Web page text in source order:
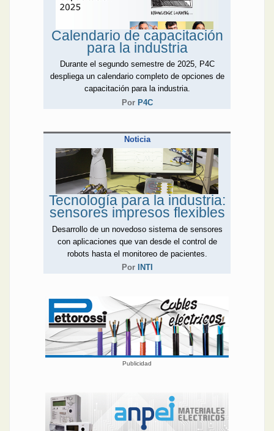
Calendario de capacitación
para la industria
Durante el segundo semestre de 2025, P4C
despliega un calendario completo de opciones de
capacitación para la industria.
Por P4C
Noticia
Tecnología para la industria:
sensores impresos flexibles
Desarrollo de un novedoso sistema de sensores
con aplicaciones que van desde el control de
robots hasta el monitoreo de pacientes.
Por
INTI
Publicidad